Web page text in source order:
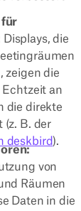
für
Displays, die
zeigen die
an
die direkte
(z. B. der
deskbird).
von
Räumen
Daten in die